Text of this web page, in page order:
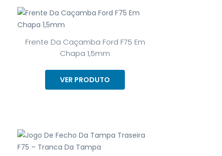
Frente Da Caçamba Ford F75 Em
Chapa 1,5mm
VER PRODUTO